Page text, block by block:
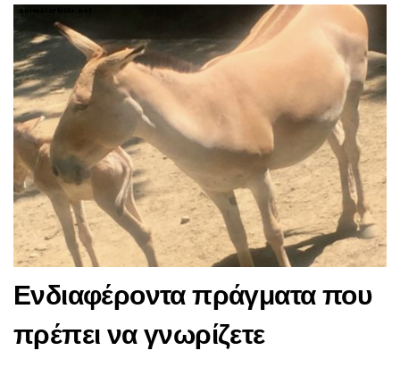
Ενδιαφέροντα πράγματα που
πρέπει να γνωρίζετε